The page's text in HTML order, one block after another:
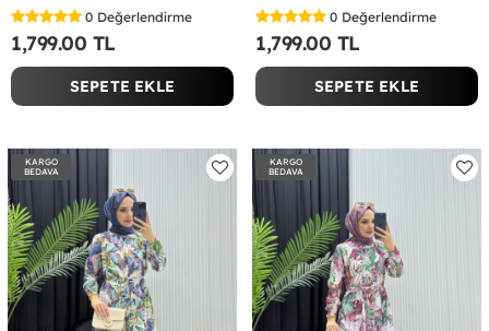
0 Değerlendirme
1,799.00 TL
SEPETE EKLE
0 Değerlendirme
1,799.00 TL
SEPETE EKLE
KARGO
BEDAVA
KARGO
BEDAVA